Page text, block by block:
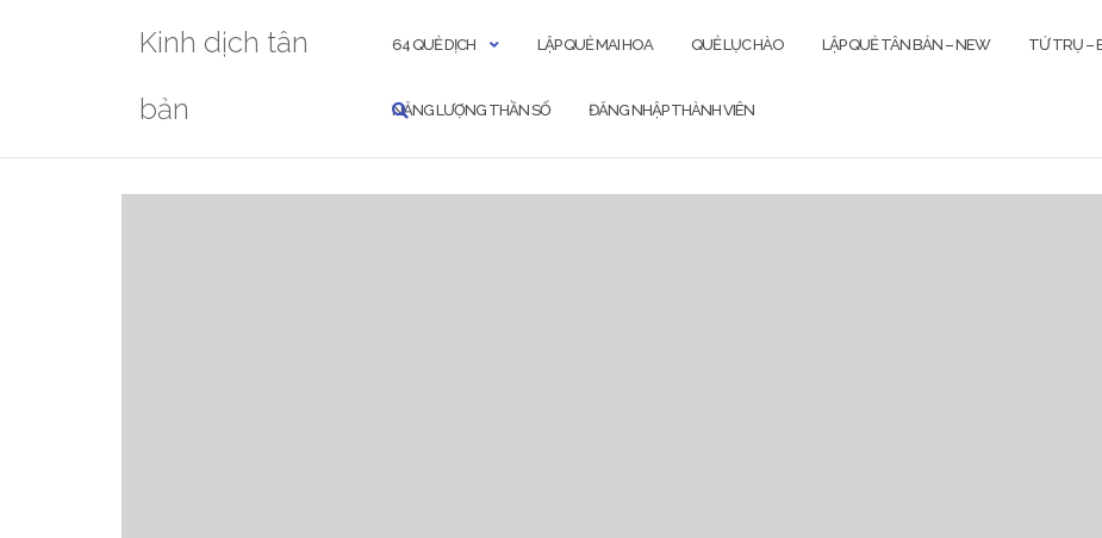
Kinh dịch tân
bản
64 QUẺ DỊCH LẬP QUẺ MAI HOA QUẺ LỤC HÀO LẬP QUẺ TÂN BẢN – NEW TỨ TRỤ –
NĂNG LƯỢNG THẦN SỐ ĐĂNG NHẬP THÀNH VIÊN